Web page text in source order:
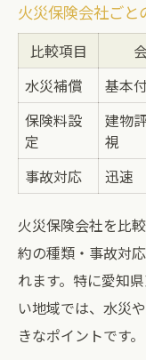
火災保険会社ごと
比較項目
水災補償
基本
保険料設
定
建物
視
事故対応
迅速
火災保険会社を比
約の種類・事故対
れます。特に愛知
い地域では、水災
きなポイントです。